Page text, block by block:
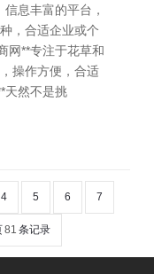
息丰富的平台，
，合适企业或个
网**专注于花草和
操作方便，合适
天然不是挑
4 5 6 7
81 条记录